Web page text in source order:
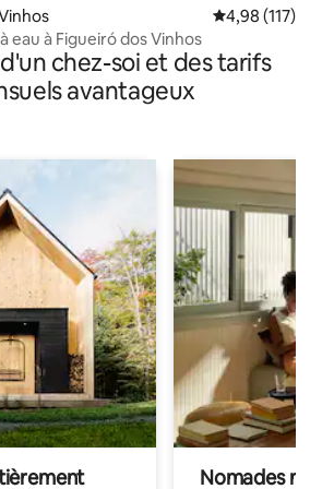
Évaluation
4,98 (117)
eau à Figueiró dos Vinhos
chez-soi et des tarifs
avantageux
Nomades